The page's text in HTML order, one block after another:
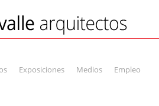
Exposiciones Medios Empleo